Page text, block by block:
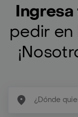
pedir en